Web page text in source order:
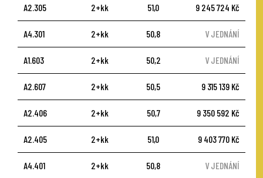
A2.305 2+kk 51,0 9 245 724 Kč
A4.301 2+kk 50,8 V JEDNÁNÍ
A1.603 2+kk 50,2 V JEDNÁNÍ
A2.607 2+kk 50,5 9 315 139 Kč
A2.406 2+kk 50,7 9 350 592 Kč
A2.405 2+kk 51,0 9 403 770 Kč
A4.401 2+kk 50,8 V JEDNÁNÍ